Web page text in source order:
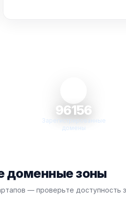
96156
Зарегистрированные
домены
доменные зоны
— проверьте доступность